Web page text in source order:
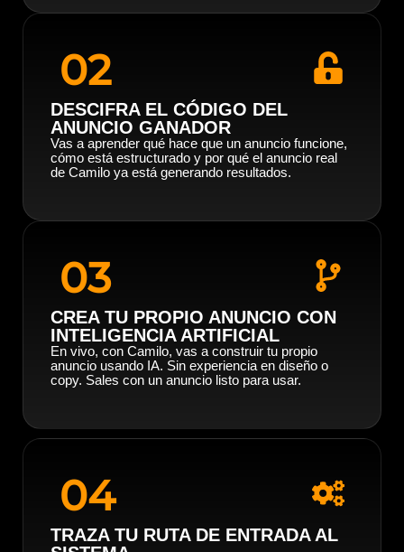
02
DESCIFRA EL CÓDIGO DEL
ANUNCIO GANADOR
Vas a aprender qué hace que un anuncio funcione,
cómo está estructurado y por qué el anuncio real
de Camilo ya está generando resultados.
03
CREA TU PROPIO ANUNCIO CON
INTELIGENCIA ARTIFICIAL
En vivo, con Camilo, vas a construir tu propio
anuncio usando IA. Sin experiencia en diseño o
copy. Sales con un anuncio listo para usar.
04
TRAZA TU RUTA DE ENTRADA AL